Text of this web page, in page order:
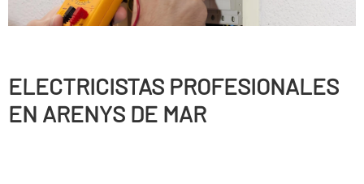
ELECTRICISTAS PROFESIONALES
EN ARENYS DE MAR